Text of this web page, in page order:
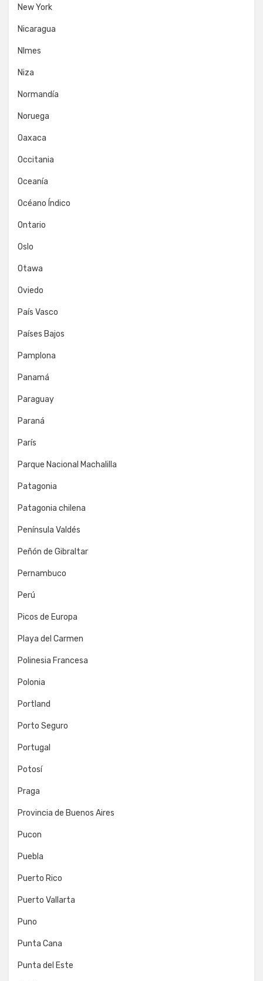
New York
Nicaragua
NImes
Niza
Normandía
Noruega
Oaxaca
Occitania
Oceanía
Océano Índico
Ontario
Oslo
Otawa
Oviedo
País Vasco
Países Bajos
Pamplona
Panamá
Paraguay
Paraná
París
Parque Nacional Machalilla
Patagonia
Patagonia chilena
Península Valdés
Peñón de Gibraltar
Pernambuco
Perú
Picos de Europa
Playa del Carmen
Polinesia Francesa
Polonia
Portland
Porto Seguro
Portugal
Potosí
Praga
Provincia de Buenos Aires
Pucon
Puebla
Puerto Rico
Puerto Vallarta
Puno
Punta Cana
Punta del Este